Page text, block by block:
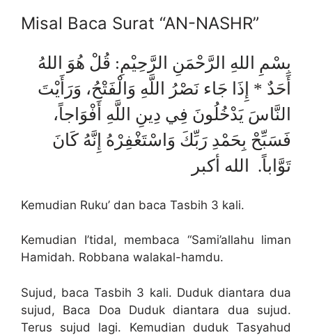
Misal Baca Surat “AN-NASHR”
بِسْمِ اللهِ الرَّحْمَنِ الرَّحِيْمِ: قُلْ هُوَ اللهُ
أَحَدٌ * إِذَا جَاء نَصْرُ اللَّهِ وَالْفَتْحُ، وَرَأَيْتَ
النَّاسَ يَدْخُلُونَ فِي دِينِ اللَّهِ أَفْوَاجاً،
فَسَبِّحْ بِحَمْدِ رَبِّكَ وَاسْتَغْفِرْهُ إِنَّهُ كَانَ
تَوَّاباً. الله أكبر
Kemudian Ruku’ dan baca Tasbih 3 kali.
Kemudian I’tidal, membaca “Sami’allahu liman
Hamidah. Robbana walakal-hamdu.
Sujud, baca Tasbih 3 kali. Duduk diantara dua
sujud, Baca Doa Duduk diantara dua sujud.
Terus sujud lagi. Kemudian duduk Tasyahud